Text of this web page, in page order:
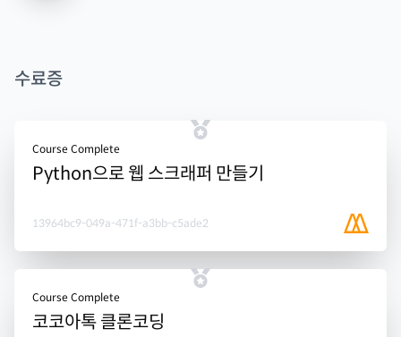
수료증
Course Complete
Python으로 웹 스크래퍼 만들기
13964bc9-049a-471f-a3bb-c5ade2
Course Complete
코코아톡 클론코딩